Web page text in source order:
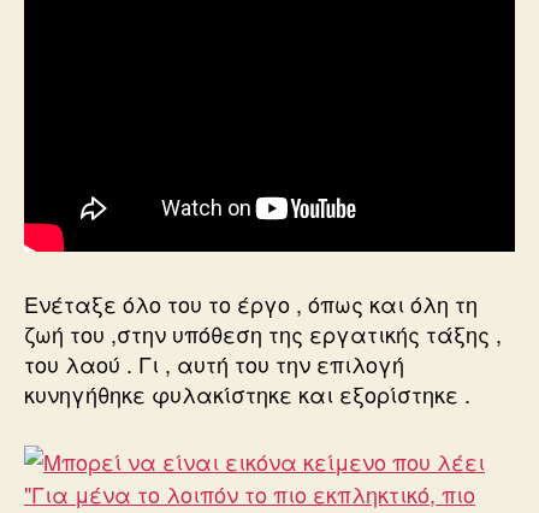
Ενέταξε όλο του το έργο , όπως και όλη τη
ζωή του ,στην υπόθεση της εργατικής τάξης ,
του λαού . Γι , αυτή του την επιλογή
κυνηγήθηκε φυλακίστηκε και εξορίστηκε .